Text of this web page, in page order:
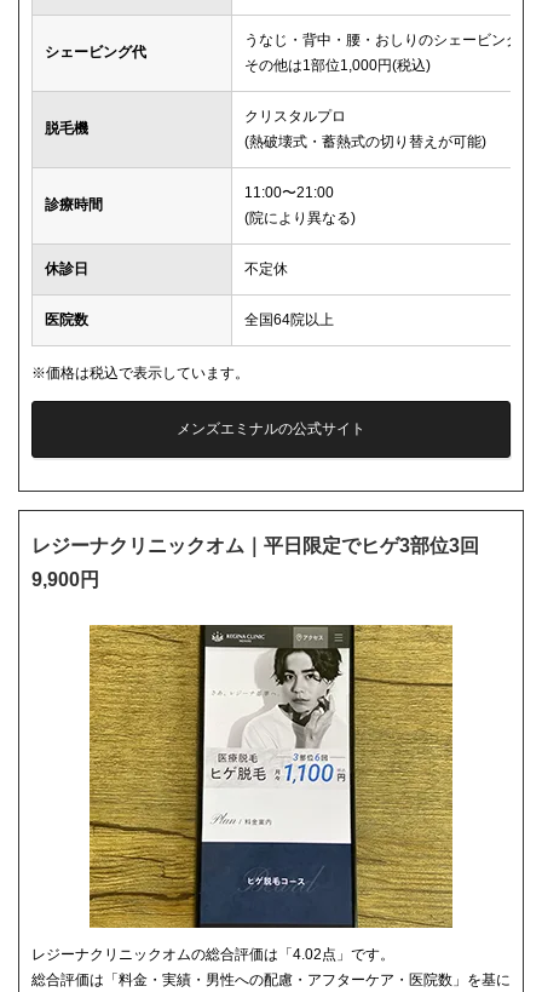
シェービング代
うなじ・背中・腰・おしりのシェービングは
その他は1部位1,000円(税込)
脱毛機
クリスタルプロ
(熱破壊式・蓄熱式の切り替えが可能)
診療時間
11:00〜21:00
(院により異なる)
休診日 不定休
医院数 全国64院以上
※価格は税込で表示しています。
メンズエミナルの公式サイト
レジーナクリニックオム｜平日限定でヒゲ3部位3回
9,900円
レジーナクリニックオムの総合評価は「4.02点」です。
総合評価は「料金・実績・男性への配慮・アフターケア・医院数」を基に